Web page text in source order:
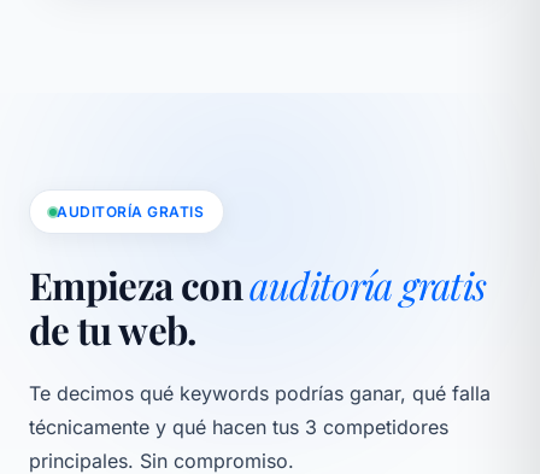
AUDITORÍA GRATIS
Empieza conauditoría gratis
de tu web.
Te decimos qué keywords podrías ganar, qué falla
técnicamente y qué hacen tus 3 competidores
principales. Sin compromiso.